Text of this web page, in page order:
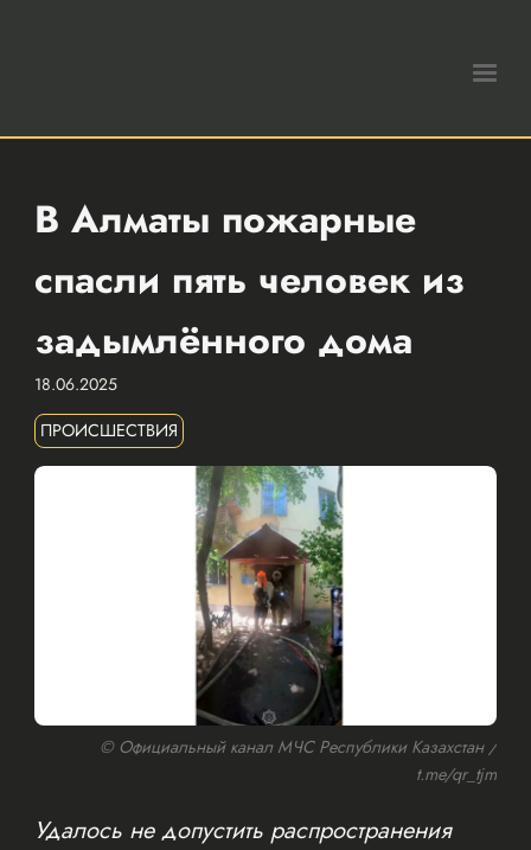
В Алматы пожарные
спасли пять человек из
задымлённого дома
18.06.2025
ПРОИСШЕСТВИЯ
© Официальный канал МЧС Республики Казахстан /
t.me/qr_tjm
Удалось не допустить распространения